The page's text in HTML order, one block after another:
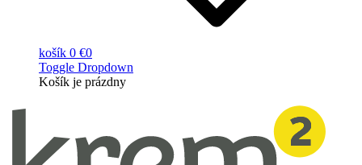
košík 0 €0
Toggle Dropdown
Košík je prázdny